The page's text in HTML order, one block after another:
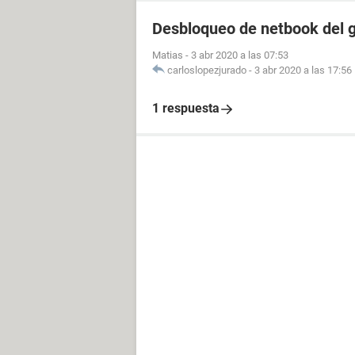
Desbloqueo de netbook del
Matias - 3 abr 2020 a las 07:53
carloslopezjurado - 3 abr 2020 a las 17:56
1 respuesta